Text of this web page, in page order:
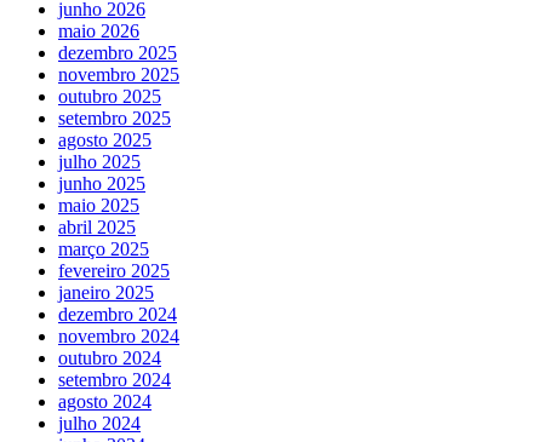
junho 2026
maio 2026
dezembro 2025
novembro 2025
outubro 2025
setembro 2025
agosto 2025
julho 2025
junho 2025
maio 2025
abril 2025
março 2025
fevereiro 2025
janeiro 2025
dezembro 2024
novembro 2024
outubro 2024
setembro 2024
agosto 2024
julho 2024